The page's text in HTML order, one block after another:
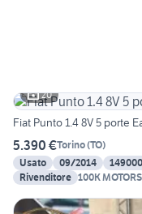
20
Fiat Punto 1.4 8V 5 porte
5.390 €Torino(TO)
Usato
09/2014
Rivenditore 100K MOTORS